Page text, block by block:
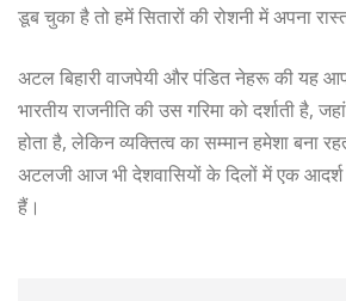
डूब चुका है तो हमें सितारों की रोशनी में अपना
अटल बिहारी वाजपेयी और पंडित नेहरू की यह
भारतीय राजनीति की उस गरिमा को दर्शाती है,
होता है, लेकिन व्यक्तित्व का सम्मान हमेशा बना
अटलजी आज भी देशवासियों के दिलों में एक
हैं।